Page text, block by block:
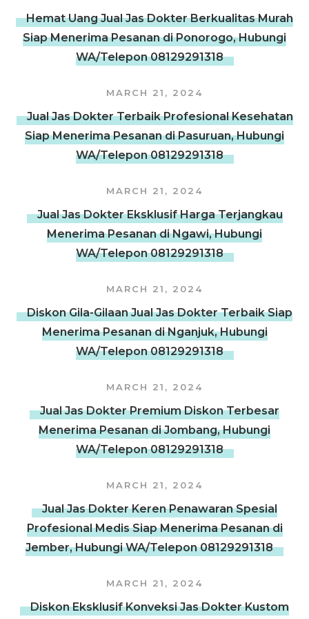
Hemat Uang Jual Jas Dokter Berkualitas Murah
Siap Menerima Pesanan di Ponorogo, Hubungi
WA/Telepon 08129291318
MARCH 21, 2024
Jual Jas Dokter Terbaik Profesional Kesehatan
Siap Menerima Pesanan di Pasuruan, Hubungi
WA/Telepon 08129291318
MARCH 21, 2024
Jual Jas Dokter Eksklusif Harga Terjangkau
Menerima Pesanan di Ngawi, Hubungi
WA/Telepon 08129291318
MARCH 21, 2024
Diskon Gila-Gilaan Jual Jas Dokter Terbaik Siap
Menerima Pesanan di Nganjuk, Hubungi
WA/Telepon 08129291318
MARCH 21, 2024
Jual Jas Dokter Premium Diskon Terbesar
Menerima Pesanan di Jombang, Hubungi
WA/Telepon 08129291318
MARCH 21, 2024
Jual Jas Dokter Keren Penawaran Spesial
Profesional Medis Siap Menerima Pesanan di
Jember, Hubungi WA/Telepon 08129291318
MARCH 21, 2024
Diskon Eksklusif Konveksi Jas Dokter Kustom